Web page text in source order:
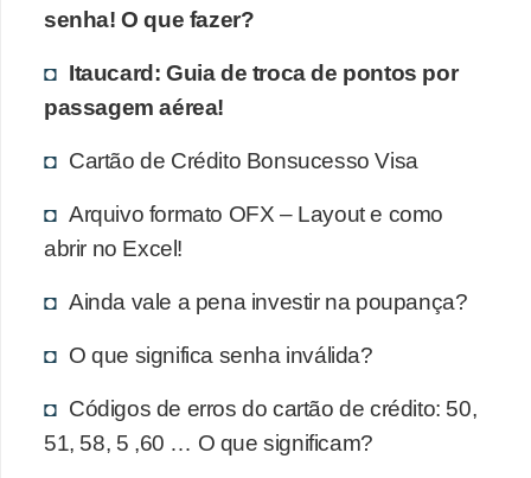
senha! O que fazer?
Itaucard: Guia de troca de pontos por
passagem aérea!
Cartão de Crédito Bonsucesso Visa
Arquivo formato OFX – Layout e como
abrir no Excel!
Ainda vale a pena investir na poupança?
O que significa senha inválida?
Códigos de erros do cartão de crédito: 50,
51, 58, 5 ,60 … O que significam?
b
t
o
E
d
u
a
ç
o
f